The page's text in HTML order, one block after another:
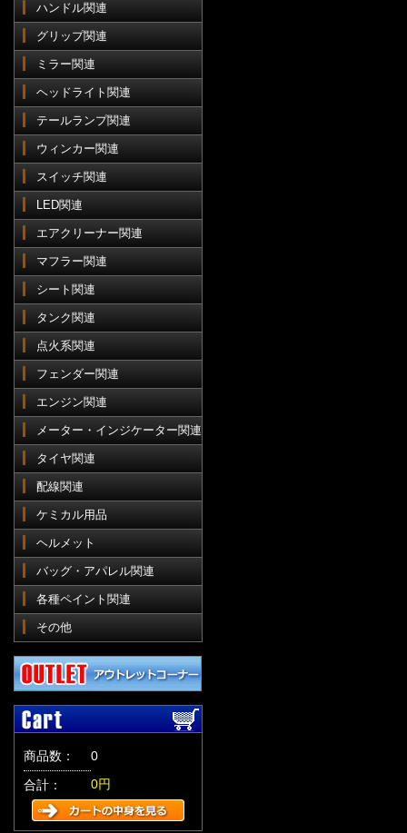
ハンドル関連
グリップ関連
ミラー関連
ヘッドライト関連
テールランプ関連
ウィンカー関連
スイッチ関連
LED関連
エアクリーナー関連
マフラー関連
シート関連
タンク関連
点火系関連
フェンダー関連
エンジン関連
メーター・インジケーター関連
タイヤ関連
配線関連
ケミカル用品
ヘルメット
バッグ・アパレル関連
各種ペイント関連
その他
商品数：
0
合計：
0円